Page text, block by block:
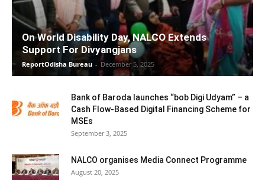
On World Disability Day, NALCO Extends
Support For Divyangjans
ReportOdisha Bureau - December 5, 2025
Bank of Baroda launches “bob Digi Udyam” – a
Cash Flow-Based Digital Financing Scheme for
MSEs
September 3, 2025
NALCO organises Media Connect Programme
August 20, 2025